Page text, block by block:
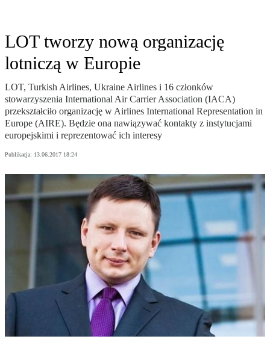
LOT tworzy nową organizację
lotniczą w Europie
LOT, Turkish Airlines, Ukraine Airlines i 16 członków
stowarzyszenia International Air Carrier Association (IACA)
przekształciło organizację w Airlines International Representation in
Europe (AIRE). Będzie ona nawiązywać kontakty z instytucjami
europejskimi i reprezentować ich interesy
Publikacja: 13.06.2017 18:24